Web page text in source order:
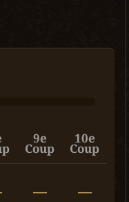
9e
Coup
10e
Coup
— —